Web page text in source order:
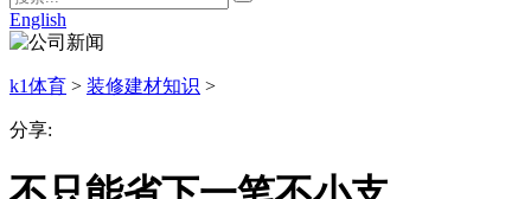
English
k1体育 > 装修建材知识 >
分享: